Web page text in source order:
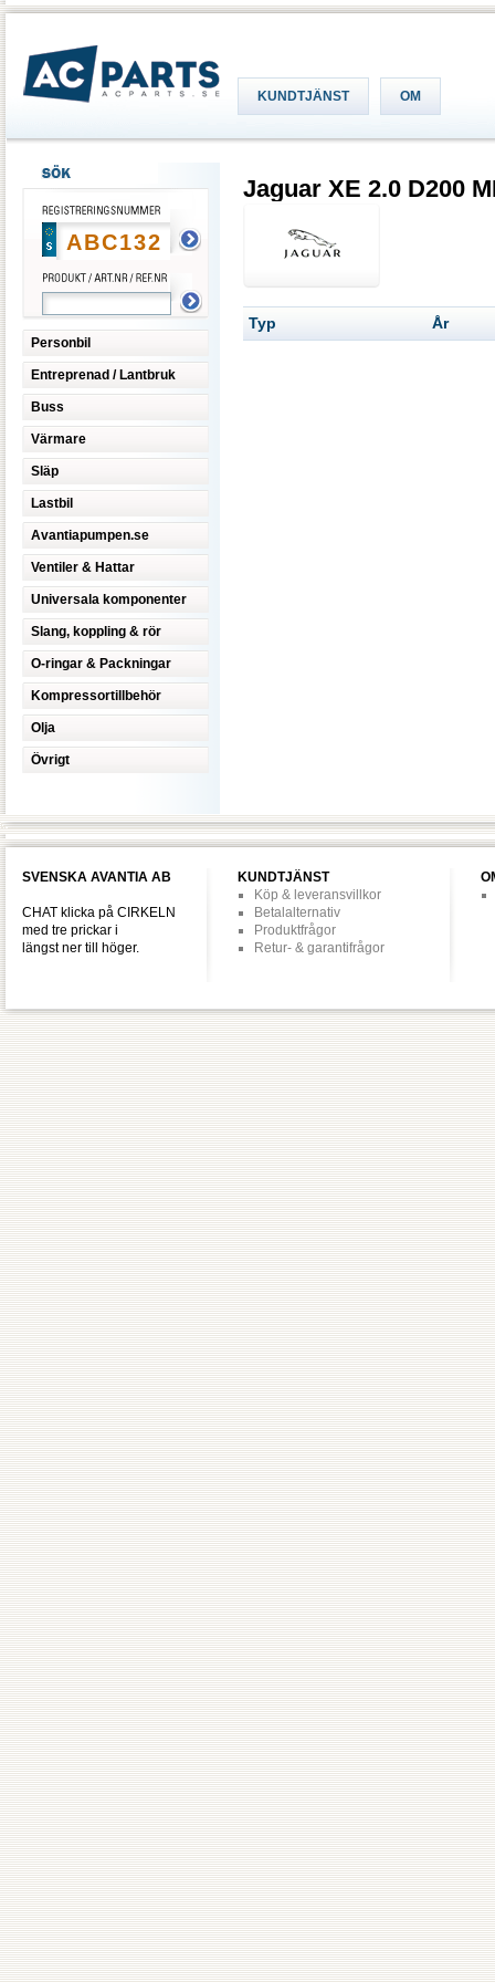
KUNDTJÄNST OM
Personbil
Entreprenad / Lantbruk
Buss
Värmare
Släp
Lastbil
Avantiapumpen.se
Ventiler & Hattar
Universala komponenter
Slang, koppling & rör
O-ringar & Packningar
Kompressortillbehör
Olja
Övrigt
Jaguar XE 2.0 D200
Typ År
SVENSKA AVANTIA AB
CHAT klicka på CIRKELN
med tre prickar i
längst ner till höger.
KUNDTJÄNST
Köp & leveransvillkor
Betalalternativ
Produktfrågor
Retur- & garantifrågor